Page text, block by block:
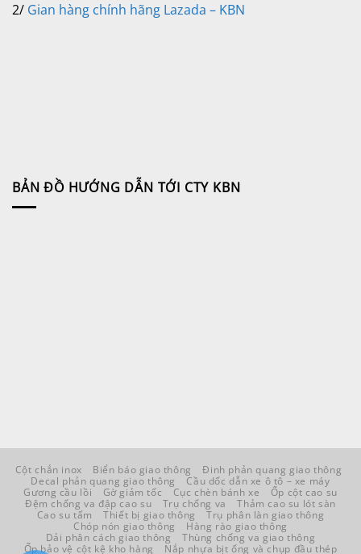
2/ Gian hàng chính hãng Lazada – KBN
BẢN ĐỒ HƯỚNG DẪN TỚI CTY KBN
Cột chắn inox Biển báo giao thông
Đinh phản quang giao thông
Decal phản quang giao thông
Cầu dốc dẫn xe ô tô – xe máy
Gương cầu lồi
Gờ giảm tốc Cục chèn bánh xe
Ốp cột cao su
Đệm chống va đập cao su
Trụ chống va
Thảm cao su lót sàn
Cao su tấm
Thiết bị giao thông
Trụ phân làn giao thông
Chóp nón giao thông
Hàng rào giao thông
Dải phân cách giao thông
Thùng chống va giao thông
Ốp bảo vệ cột kệ kho hàng
Nắp nhựa bịt ống và chụp đầu thép